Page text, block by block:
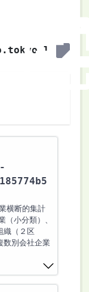
横断的集計
小分類）、
織（２区
数別会社企業